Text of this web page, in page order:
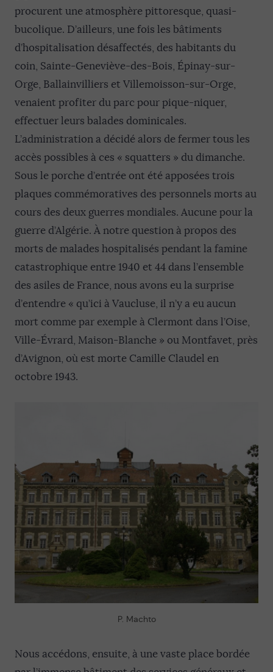
procurent une atmosphère pittoresque, quasi-
bucolique. D’ailleurs, une fois les bâtiments
d’hospitalisation désaffectés, des habitants du
coin, Sainte-Geneviève-des-Bois, Épinay-sur-
Orge, Ballainvilliers et Villemoisson-sur-Orge,
venaient profiter du parc pour pique-niquer,
effectuer leurs balades dominicales.
L’administration a décidé alors de fermer tous les
accès possibles à ces « squatters » du dimanche.
Sous le porche d’entrée ont été apposées trois
plaques commémoratives des personnels morts au
cours des deux guerres mondiales. Aucune pour la
guerre d’Algérie. À notre question à propos des
morts de malades hospitalisés pendant la famine
catastrophique entre 1940 et 44 dans l’ensemble
des asiles de France, nous avons eu la surprise
d’entendre « qu’ici à Vaucluse, il n’y a eu aucun
mort comme par exemple à Clermont dans l’Oise,
Ville-Évrard, Maison-Blanche » ou Montfavet, près
d’Avignon, où est morte Camille Claudel en
octobre 1943.
P. Machto
Nous accédons, ensuite, à une vaste place bordée